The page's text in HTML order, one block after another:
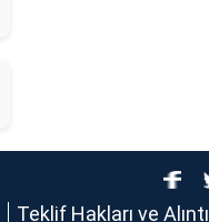
Teklif Hakları ve Alıntı